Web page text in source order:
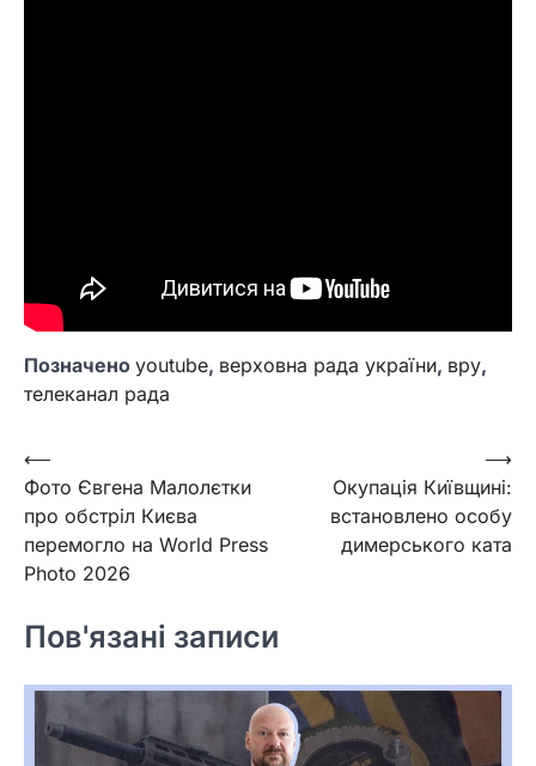
Позначено youtube, верховна рада україни, вру,
телеканал рада
Навігація
записів
⟵
Фото Євгена Малолєтки
про обстріл Києва
перемогло на World Press
Photo 2026
Окупація Київщині:
встановлено особу
димерського ката
⟶
Пов'язані записи